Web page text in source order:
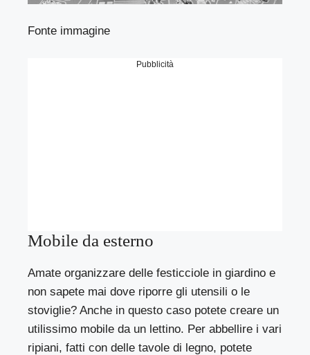
Fonte immagine
Pubblicità
Mobile da esterno
Amate organizzare delle festicciole in giardino e
non sapete mai dove riporre gli utensili o le
stoviglie? Anche in questo caso potete creare un
utilissimo mobile da un lettino. Per abbellire i vari
ripiani, fatti con delle tavole di legno, potete